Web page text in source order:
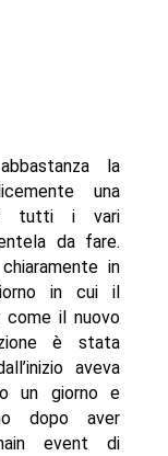
la
una
tutti i vari
da fare.
in
in cui il
come il nuovo
è stata
aveva
un giorno e
dopo aver
event di